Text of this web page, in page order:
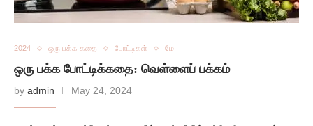
2024 ஒரு பக்க கதை போட்டிகள் மே
ஒரு பக்க போட்டிக்கதை: வெள்ளைப் பக்கம்
by admin May 24, 2024